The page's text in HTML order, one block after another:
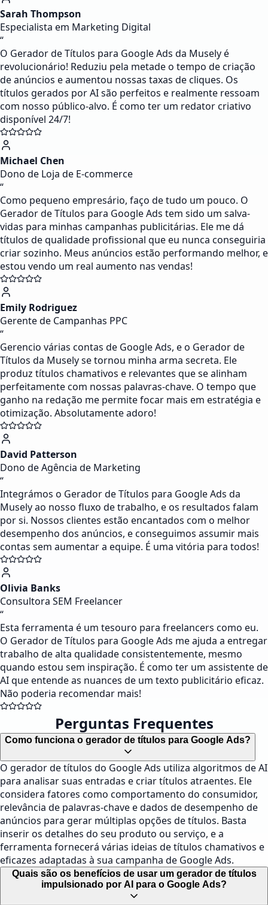
Sarah Thompson
Especialista em Marketing Digital
“
O Gerador de Títulos para Google Ads da Musely é
revolucionário! Reduziu pela metade o tempo de criação
de anúncios e aumentou nossas taxas de cliques. Os
títulos gerados por AI são perfeitos e realmente ressoam
com nosso público-alvo. É como ter um redator criativo
disponível 24/7!
Michael Chen
Dono de Loja de E-commerce
“
Como pequeno empresário, faço de tudo um pouco. O
Gerador de Títulos para Google Ads tem sido um salva-
vidas para minhas campanhas publicitárias. Ele me dá
títulos de qualidade profissional que eu nunca conseguiria
criar sozinho. Meus anúncios estão performando melhor, e
estou vendo um real aumento nas vendas!
Emily Rodriguez
Gerente de Campanhas PPC
“
Gerencio várias contas de Google Ads, e o Gerador de
Títulos da Musely se tornou minha arma secreta. Ele
produz títulos chamativos e relevantes que se alinham
perfeitamente com nossas palavras-chave. O tempo que
ganho na redação me permite focar mais em estratégia e
otimização. Absolutamente adoro!
David Patterson
Dono de Agência de Marketing
“
Integrámos o Gerador de Títulos para Google Ads da
Musely ao nosso fluxo de trabalho, e os resultados falam
por si. Nossos clientes estão encantados com o melhor
desempenho dos anúncios, e conseguimos assumir mais
contas sem aumentar a equipe. É uma vitória para todos!
Olivia Banks
Consultora SEM Freelancer
“
Esta ferramenta é um tesouro para freelancers como eu.
O Gerador de Títulos para Google Ads me ajuda a entregar
trabalho de alta qualidade consistentemente, mesmo
quando estou sem inspiração. É como ter um assistente de
AI que entende as nuances de um texto publicitário eficaz.
Não poderia recomendar mais!
Perguntas Frequentes
Como funciona o gerador de títulos para Google Ads?
O gerador de títulos do Google Ads utiliza algoritmos de AI
para analisar suas entradas e criar títulos atraentes. Ele
considera fatores como comportamento do consumidor,
relevância de palavras-chave e dados de desempenho de
anúncios para gerar múltiplas opções de títulos. Basta
inserir os detalhes do seu produto ou serviço, e a
ferramenta fornecerá várias ideias de títulos chamativos e
eficazes adaptadas à sua campanha de Google Ads.
Quais são os benefícios de usar um gerador de títulos
impulsionado por AI para o Google Ads?